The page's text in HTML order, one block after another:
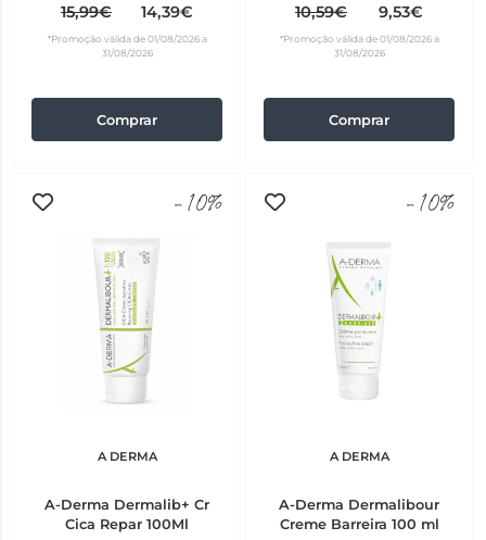
15,99€ 14,39€
*Promoção válida de 01/08/2026 a
31/08/2026
Comprar
10,59€ 9,53€
*Promoção válida de 01/08/2026 a
31/08/2026
Comprar
-10%
A DERMA
A-Derma Dermalib+ Cr
Cica Repar 100Ml
-10%
A DERMA
A-Derma Dermalibour
Creme Barreira 100 ml